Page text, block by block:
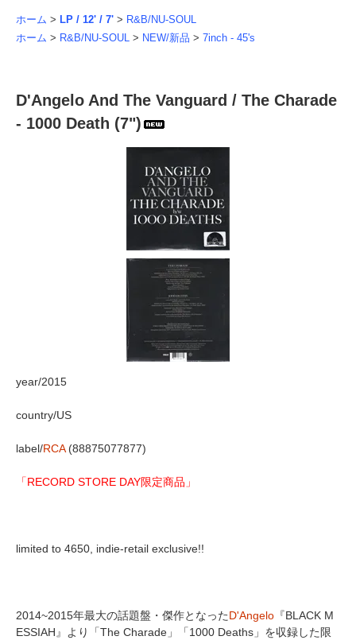
ホーム > LP / 12' / 7' > R&B/NU-SOUL
ホーム > R&B/NU-SOUL > NEW/新品 > 7inch - 45's
D'Angelo And The Vanguard / The Charade
- 1000 Death (7")
year/2015
country/US
label/RCA(88875077877)
「RECORD STORE DAY限定商品」
limited to 4650, indie-retail exclusive!!
2014~2015年最大の話題盤・傑作となったD'Angelo 『BLACK M
ESSIAH』より「The Charade」「1000 Deaths」を収録した限